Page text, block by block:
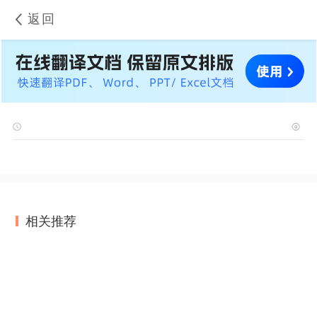
返回
相关推荐